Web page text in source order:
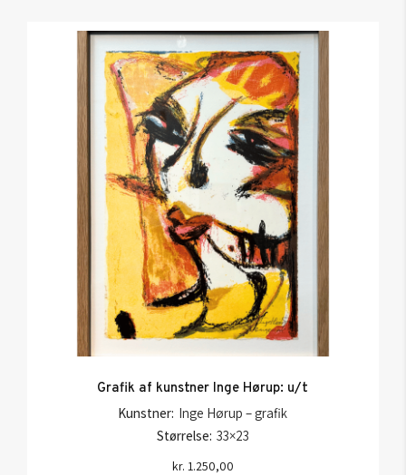
Grafik af kunstner Inge Hørup: u/t
Kunstner: Inge Hørup – grafik
Størrelse: 33×23
kr. 1.250,00